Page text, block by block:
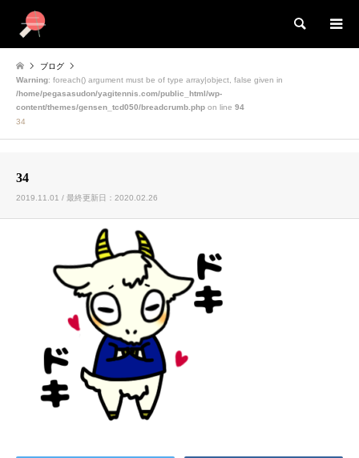
検索
ブログ
Warning: foreach() argument must be of type array|object, false given in
/home/pegasasudon/yagitennis.com/public_html/wp-
content/themes/gensen_tcd050/breadcrumb.php on line 94
34
34
2019.11.01 / 最終更新日：2020.02.26